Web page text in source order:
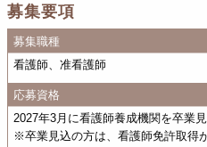
募集要項
募集職種
看護師、准看護師
応募資格
2027年3月に看護師養成機関を卒業
※卒業見込の方は、看護師免許取得